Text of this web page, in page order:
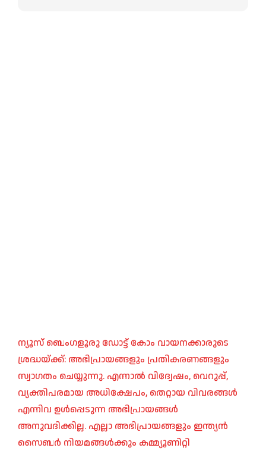
ന്യൂസ് ബെംഗളൂരു ഡോട്ട് കോം വായനക്കാരുടെ
ശ്രദ്ധയ്ക്ക്: അഭിപ്രായങ്ങളും പ്രതികരണങ്ങളും
സ്വാഗതം ചെയ്യുന്നു. എന്നാൽ വിദ്വേഷം, വെറുപ്പ്,
വ്യക്തിപരമായ അധിക്ഷേപം, തെറ്റായ വിവരങ്ങൾ
എന്നിവ ഉൾപ്പെടുന്ന അഭിപ്രായങ്ങൾ
അനുവദിക്കില്ല. എല്ലാ അഭിപ്രായങ്ങളും ഇന്ത്യൻ
സൈബർ നിയമങ്ങൾക്കും കമ്മ്യൂണിറ്റി